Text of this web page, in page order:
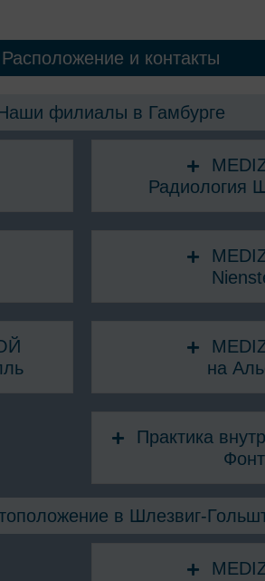
Расположение и контакты
филиалы в Гамбурге
Радиология
на
Практика
в Шлезвиг-